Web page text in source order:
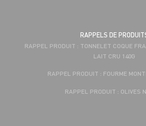
RAPPELS DE
RAPPEL PRODUIT : TONNELET COQUE
LAIT CRU 140G
RAPPEL PRODUIT : FOURME
RAPPEL PRODUIT : OLIVES